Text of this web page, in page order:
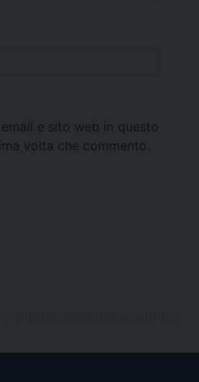
e sito web in questo
volta che commento.